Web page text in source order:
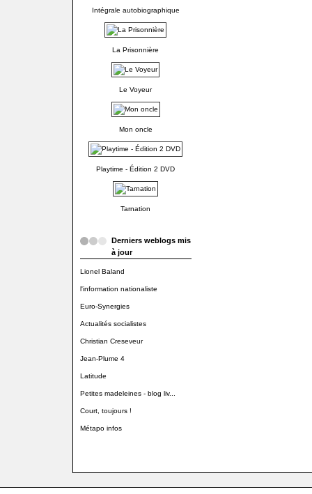
Intégrale autobiographique
La Prisonnière
Le Voyeur
Mon oncle
Playtime - Édition 2 DVD
Tarnation
Derniers weblogs mis
à jour
Lionel Baland
l'information nationaliste
Euro-Synergies
Actualités socialistes
Christian Creseveur
Jean-Plume 4
Latitude
Petites madeleines - blog liv...
Court, toujours !
Métapo infos